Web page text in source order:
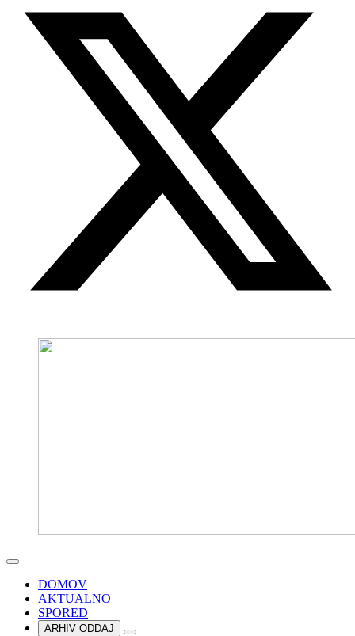
DOMOV
AKTUALNO
SPORED
ARHIV ODDAJ